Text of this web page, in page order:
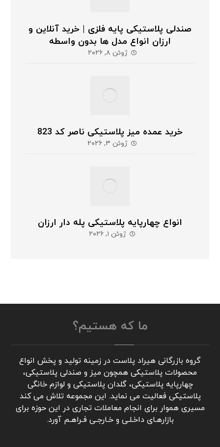
صندلی پلاستیکی پایه فلزی | خرید آنلاین و
ارزان انواع مدل ها بدون واسطه
ژوئن ۸, ۲۰۲۶
خرید عمده میز پلاستیکی ناصر کد 823
ژوئن ۳, ۲۰۲۶
انواع چهارپایه پلاستیکی پله دار ارزان
ژوئن ۱, ۲۰۲۶
ما که هستیم؟
گروه بازرگانی هیراد پلاست در زمینه تولید و پخش انواع
محصولات پلاستیکی همچون میز و صندلی پلاستیکی،
چهارپایه پلاستیکی، گلدان پلاستیکی و لوازم خانگی
پلاستیکی فعالیت می نماید. این مجموعه تلاش می کند
مسیری هموار برای انجام معاملات تجاری در این حوزه برای
بازارهـای داخـلـی و خـارجـی فـراهـم آورد.